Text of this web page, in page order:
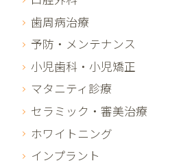
歯周病治療
予防・メンテナンス
小児歯科・小児矯正
マタニティ診療
セラミック・審美治療
ホワイトニング
インプラント